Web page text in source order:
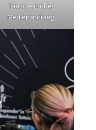
Tattoo - großer
Medienandrang